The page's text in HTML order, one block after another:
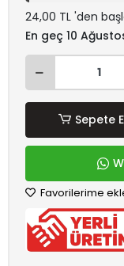
24,00 TL 'den
En geç 10
Sepete
Favorilerime